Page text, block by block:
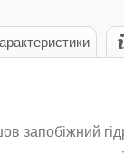
запобіжний